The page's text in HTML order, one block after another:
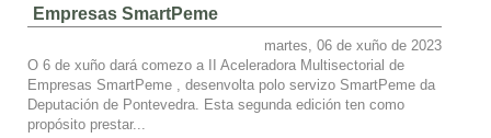
Empresas SmartPeme
martes, 06 de xuño de 2023
O 6 de xuño dará comezo a II Aceleradora Multisectorial de
Empresas SmartPeme , desenvolta polo servizo SmartPeme da
Deputación de Pontevedra. Esta segunda edición ten como
propósito prestar...